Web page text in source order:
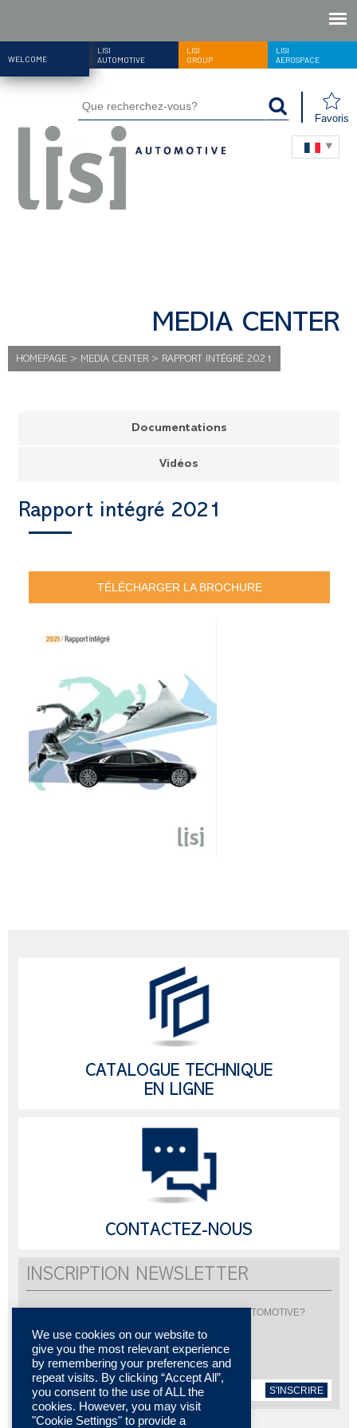
WELCOME
LISI
AUTOMOTIVE
LISI
GROUP
LISI
AEROSPACE
Favoris
MEDIA CENTER
HOMEPAGE > MEDIA CENTER > RAPPORT INTÉGRÉ 2021
Documentations
Vidéos
Rapport intégré 2021
TÉLÉCHARGER LA BROCHURE
CATALOGUE TECHNIQUE
EN LIGNE
CONTACTEZ-NOUS
INSCRIPTION NEWSLETTER
Vous souhaitez être informé de l'actualité de LISI AUTOMOTIVE?
Inscrivez-vous pour recevoir notre newsletter
S'INSCRIRE
We use cookies on our website to
give you the most relevant experience
by remembering your preferences and
repeat visits. By clicking “Accept All”,
you consent to the use of ALL the
cookies. However, you may visit
"Cookie Settings" to provide a